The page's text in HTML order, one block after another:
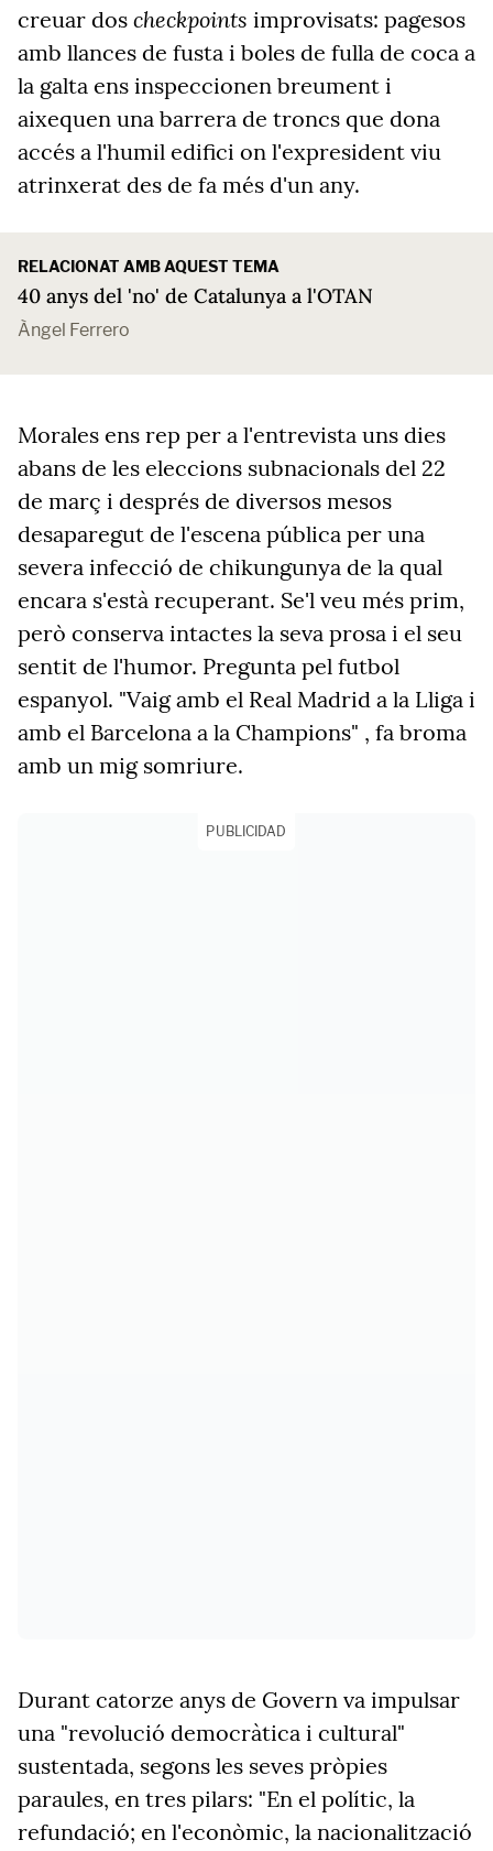
creuar dos checkpoints improvisats: pagesos
amb llances de fusta i boles de fulla de coca a
la galta ens inspeccionen breument i
aixequen una barrera de troncs que dona
accés a l'humil edifici on l'expresident viu
atrinxerat des de fa més d'un any.
RELACIONAT AMB AQUEST TEMA
40 anys del 'no' de Catalunya a l'OTAN
Àngel Ferrero
Morales ens rep per a l'entrevista uns dies
abans de les eleccions subnacionals del 22
de març i després de diversos mesos
desaparegut de l'escena pública per una
severa infecció de chikungunya de la qual
encara s'està recuperant. Se'l veu més prim,
però conserva intactes la seva prosa i el seu
sentit de l'humor. Pregunta pel futbol
espanyol. "Vaig amb el Real Madrid a la Lliga i
amb el Barcelona a la Champions" , fa broma
amb un mig somriure.
PUBLICIDAD
Durant catorze anys de Govern va impulsar
una "revolució democràtica i cultural"
sustentada, segons les seves pròpies
paraules, en tres pilars: "En el polític, la
refundació; en l'econòmic, la nacionalització